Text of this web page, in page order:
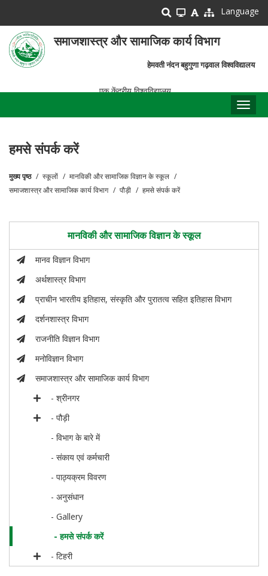
main
content
Language
समाजशास्त्र और सामाजिक कार्य विभाग
हेमवती नंदन बहुगुणा गढ़वाल विश्वविद्यालय
एक केंद्रीय विश्वविद्यालय
हमसे संपर्क करें
पग
मुख्य पृष्ठ स्कूलों
मानविकी और सामाजिक विज्ञान के स्कूल
समाजशास्त्र और सामाजिक कार्य विभाग
पौड़ी हमसे संपर्क करें
मानविकी और सामाजिक विज्ञान के स्कूल
मानव विज्ञान विभाग
अर्थशास्त्र विभाग
प्राचीन भारतीय इतिहास, संस्कृति और पुरातत्व सहित इतिहास विभाग
दर्शनशास्त्र विभाग
राजनीति विज्ञान विभाग
मनोविज्ञान विभाग
समाजशास्त्र और सामाजिक कार्य विभाग
- श्रीनगर
- पौड़ी
- विभाग के बारे में
- संकाय एवं कर्मचारी
- पाठ्यक्रम विवरण
- अनुसंधान
- Gallery
- हमसे संपर्क करें
- टिहरी